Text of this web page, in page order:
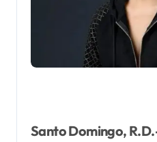
Santo Domingo,